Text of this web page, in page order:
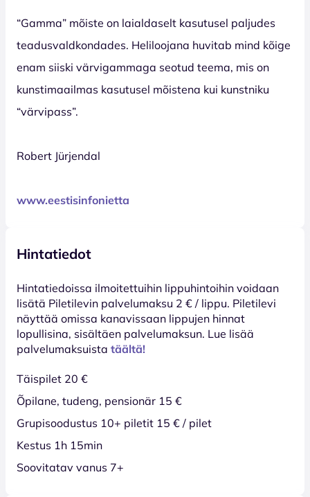
“Gamma” mõiste on laialdaselt kasutusel paljudes
teadusvaldkondades. Heliloojana huvitab mind kõige
enam siiski värvigammaga seotud teema, mis on
kunstimaailmas kasutusel mõistena kui kunstniku
“värvipass”.
Robert Jürjendal
www.eestisinfonietta
Hintatiedot
Hinta­tiedoissa ilmoitettuihin lippuhintoihin voidaan
lisätä Piletilevin palvelumaksu 2 € / lippu. Piletilevi
näyttää omissa kanavissaan lippujen hinnat
lopullisina, sisältäen palvelumaksun. Lue lisää
palvelumaksuista täältä!
Täispilet 20 €
Õpilane, tudeng, pensionär 15 €
Grupisoodustus 10+ piletit 15 € / pilet
Kestus 1h 15min
Soovitatav vanus 7+